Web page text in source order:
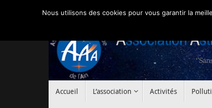
Accueil L’association Activités
Nous utilisons des cookies pour vous garantir la